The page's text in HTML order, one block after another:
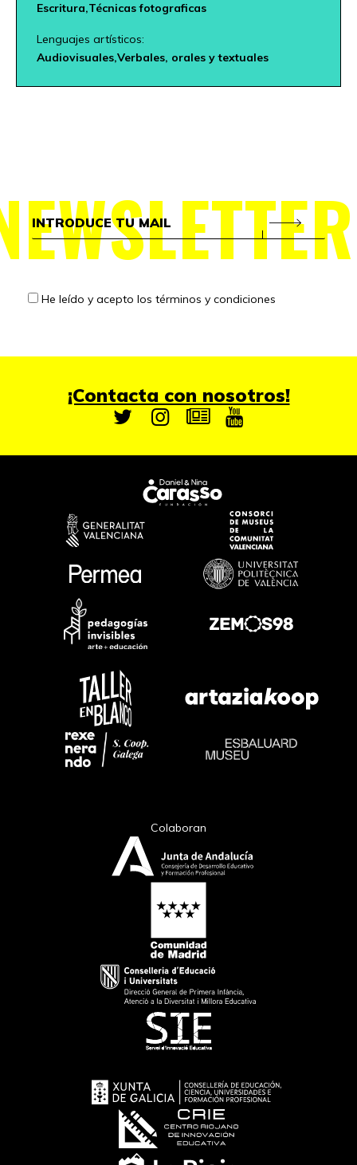
Escritura,Técnicas fotograficas
Lenguajes artísticos:
Audiovisuales,Verbales, orales y textuales
He leído y acepto los términos y condiciones
¡Contacta con nosotros!
Colaboran